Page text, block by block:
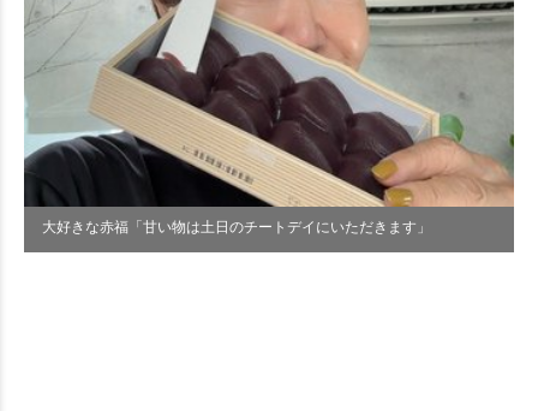
大好きな赤福「甘い物は土日のチートデイにいただきます」